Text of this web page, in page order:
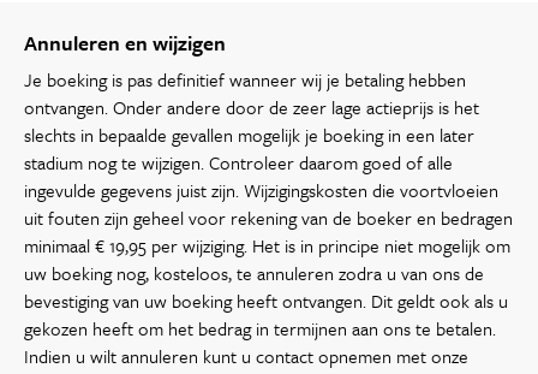
Annuleren en wijzigen
Je boeking is pas definitief wanneer wij je betaling hebben
ontvangen. Onder andere door de zeer lage actieprijs is het
slechts in bepaalde gevallen mogelijk je boeking in een later
stadium nog te wijzigen. Controleer daarom goed of alle
ingevulde gegevens juist zijn. Wijzigingskosten die voortvloeien
uit fouten zijn geheel voor rekening van de boeker en bedragen
minimaal € 19,95 per wijziging. Het is in principe niet mogelijk om
uw boeking nog, kosteloos, te annuleren zodra u van ons de
bevestiging van uw boeking heeft ontvangen. Dit geldt ook als u
gekozen heeft om het bedrag in termijnen aan ons te betalen.
Indien u wilt annuleren kunt u contact opnemen met onze